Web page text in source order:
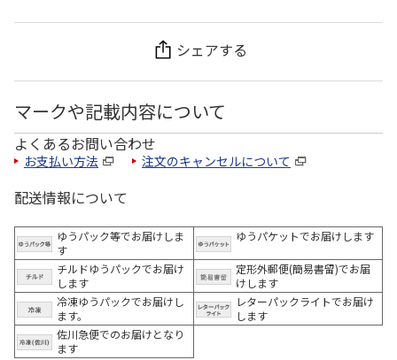
シェアする
マークや記載内容について
よくあるお問い合わせ
お支払い方法 注文のキャンセルについて
配送情報について
ゆうパック等でお届けしま
す
ゆうパケットでお届けします
チルドゆうパックでお届け
します
定形外郵便(簡易書留)でお届
けします
冷凍ゆうパックでお届けし
ます。
レターパックライトでお届け
します
佐川急便でのお届けとなり
ます